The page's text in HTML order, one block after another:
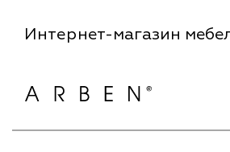
Интернет-магазин